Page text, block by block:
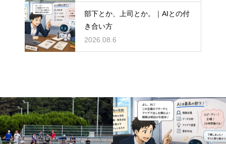
部下とか、上司とか。｜AIとの付
き合い方
2026.08.6